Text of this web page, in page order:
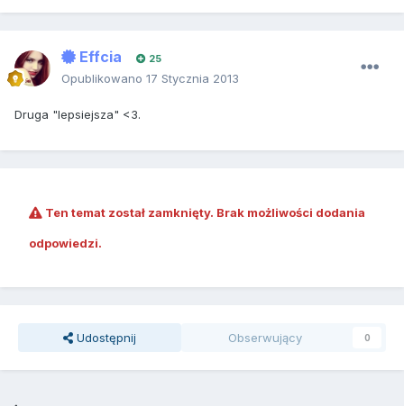
Effcia 25
Opublikowano 17 Stycznia 2013
Druga "lepsiejsza" <3.
Ten temat został zamknięty. Brak możliwości dodania
odpowiedzi.
Udostępnij Obserwujący 0